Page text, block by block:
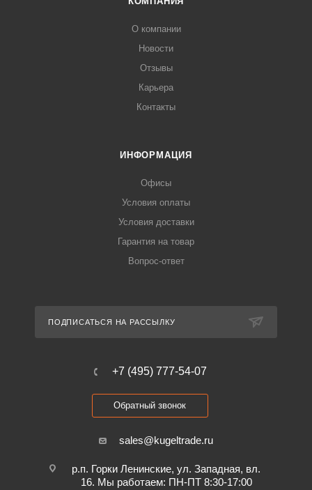
О компании
Новости
Отзывы
Карьера
Контакты
ИНФОРМАЦИЯ
Офисы
Условия оплаты
Условия доставки
Гарантия на товар
Вопрос-ответ
ПОДПИСАТЬСЯ НА РАССЫЛКУ
+7 (495) 777-54-07
Обратный звонок
sales@kugeltrade.ru
р.п. Горки Ленинские, ул. Западная, вл.
16. Мы работаем: ПН-ПТ 8:30-17:00